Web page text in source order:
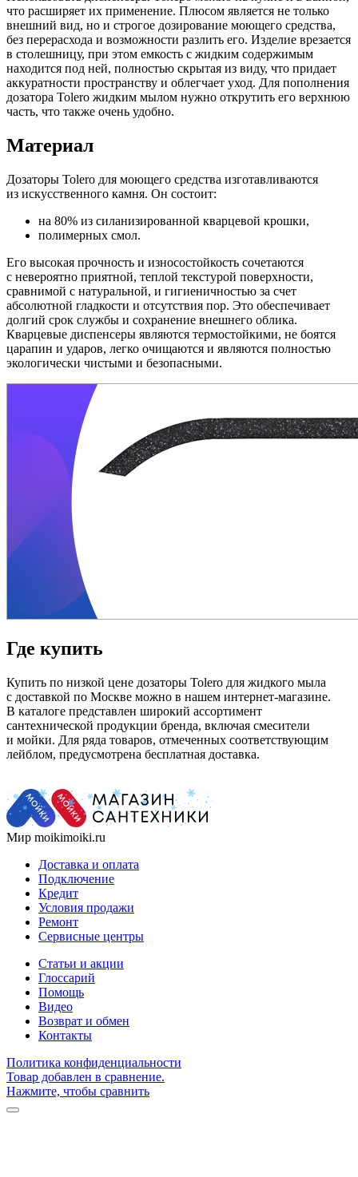
что расширяет их применение. Плюсом является не только
внешний вид, но и строгое дозирование моющего средства,
без перерасхода и возможности разлить его. Изделие врезается
в столешницу, при этом емкость с жидким содержимым
находится под ней, полностью скрытая из виду, что придает
аккуратности пространству и облегчает уход. Для пополнения
дозатора Tolero жидким мылом нужно открутить его верхнюю
часть, что также очень удобно.
Материал
Дозаторы Tolero для моющего средства изготавливаются
из искусственного камня. Он состоит:
на 80% из силанизированной кварцевой крошки,
полимерных смол.
Его высокая прочность и износостойкость сочетаются
с невероятно приятной, теплой текстурой поверхности,
сравнимой с натуральной, и гигиеничностью за счет
абсолютной гладкости и отсутствия пор. Это обеспечивает
долгий срок службы и сохранение внешнего облика.
Кварцевые диспенсеры являются термостойкими, не боятся
царапин и ударов, легко очищаются и являются полностью
экологически чистыми и безопасными.
Где купить
Купить по низкой цене дозаторы Tolero для жидкого мыла
с доставкой по Москве можно в нашем интернет-магазине.
В каталоге представлен широкий ассортимент
сантехнической продукции бренда, включая смесители
и мойки. Для ряда товаров, отмеченных соответствующим
лейблом, предусмотрена бесплатная доставка.
Мир moikimoiki.ru
Доставка и оплата
Подключение
Кредит
Условия продажи
Ремонт
Сервисные центры
Статьи и акции
Глоссарий
Помощь
Видео
Возврат и обмен
Контакты
Политика конфиденциальности
Товар добавлен в сравнение.
Нажмите, чтобы сравнить